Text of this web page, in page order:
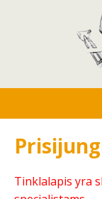
Tinklalapis yra